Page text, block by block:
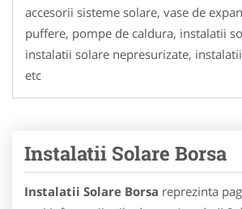
accesorii sisteme solare, vase de
puffere, pompe de caldura, instalatii
instalatii solare nepresurizate,
etc
Instalatii Solare Borsa
Instalatii Solare Borsa reprezinta